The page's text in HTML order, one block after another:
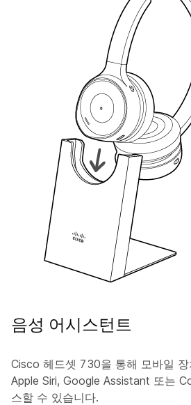
음성 어시스턴트
Cisco 헤드셋 730을 통해 모바일
Apple Siri, Google Assistant 또는
스할 수 있습니다.